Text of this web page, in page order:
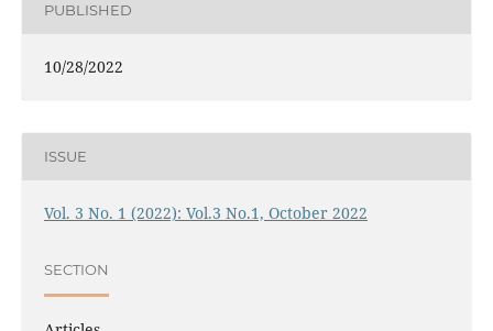
PUBLISHED
10/28/2022
ISSUE
Vol. 3 No. 1 (2022): Vol.3 No.1, October 2022
SECTION